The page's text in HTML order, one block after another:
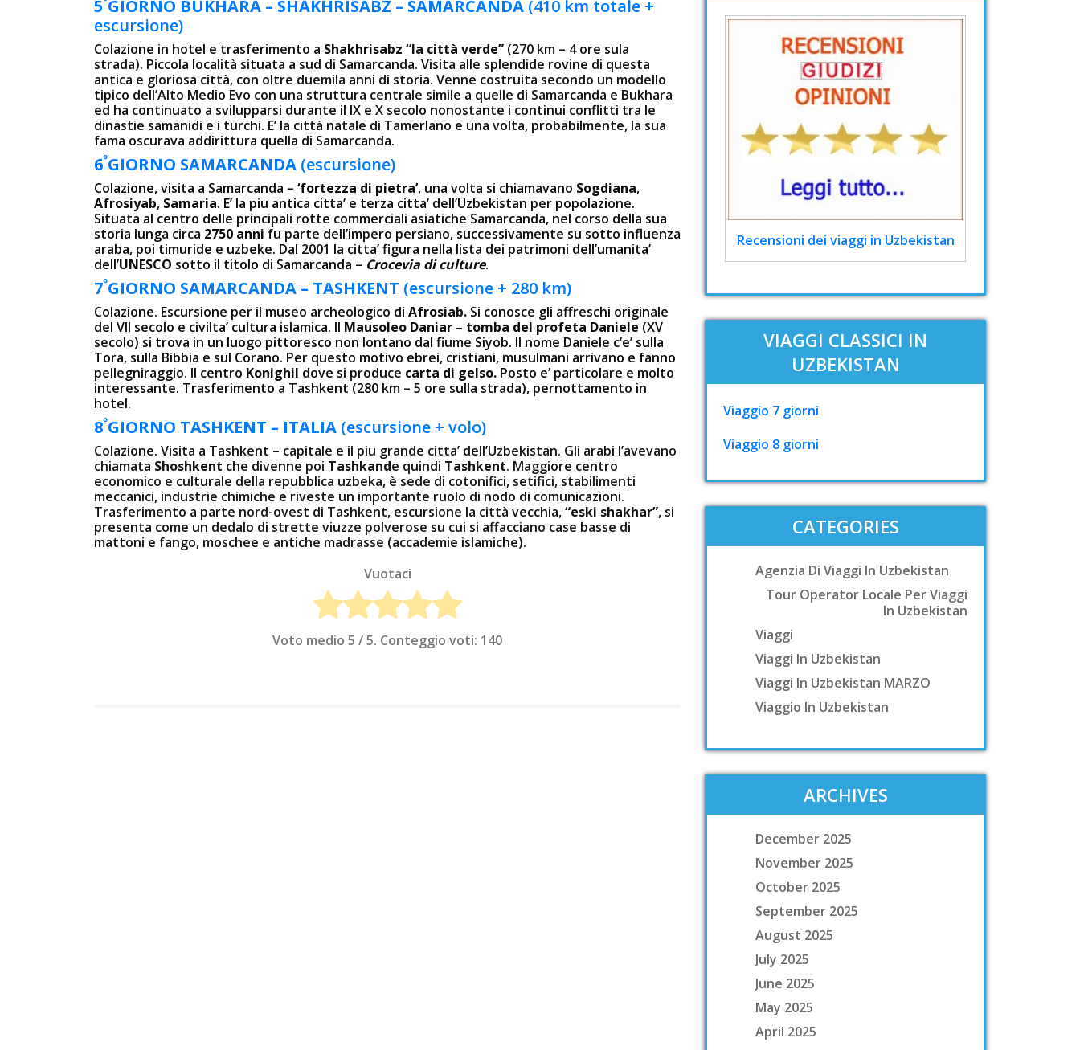
5 GIORNO BUKHARA – SHAKHRISABZ – SAMARCANDA (410 km totale +
escursione)
Colazione in hotel e trasferimento a Shakhrisabz “la città verde” (270 km – 4 ore sula
strada). Piccola località situata a sud di Samarcanda. Visita alle splendide rovine di questa
antica e gloriosa città, con oltre duemila anni di storia. Venne costruita secondo un modello
tipico dell’Alto Medio Evo con una struttura centrale simile a quelle di Samarcanda e Bukhara
ed ha continuato a svilupparsi durante il IX e X secolo nonostante i continui conflitti tra le
dinastie samanidi e i turchi. E’ la città natale di Tamerlano e una volta, probabilmente, la sua
fama oscurava addirittura quella di Samarcanda.
6ºGIORNO SAMARCANDA (escursione)
Colazione, visita a Samarcanda – ‘fortezza di pietra’, una volta si chiamavano Sogdiana,
Afrosiyab, Samaria. E’ la piu antica citta’ e terza citta’ dell’Uzbekistan per popolazione.
Situata al centro delle principali rotte commerciali asiatiche Samarcanda, nel corso della sua
storia lunga circa 2750 anni fu parte dell’impero persiano, successivamente su sotto influenza
araba, poi timuride e uzbeke. Dal 2001 la citta’ figura nella lista dei patrimoni dell’umanita’
dell’UNESCO sotto il titolo di Samarcanda – Crocevia di culture.
7ºGIORNO SAMARCANDA – TASHKENT (escursione + 280 km)
Colazione. Escursione per il museo archeologico di Afrosiab. Si conosce gli affreschi originale
del VII secolo e civilta’ cultura islamica. Il Mausoleo Daniar – tomba del profeta Daniele (XV
secolo) si trova in un luogo pittoresco non lontano dal fiume Siyob. Il nome Daniele c’e’ sulla
Tora, sulla Bibbia e sul Corano. Per questo motivo ebrei, cristiani, musulmani arrivano e fanno
pellegniraggio. Il centro Konighil dove si produce carta di gelso. Posto e’ particolare e molto
interessante. Trasferimento a Tashkent (280 km – 5 ore sulla strada), pernottamento in
hotel.
8ºGIORNO TASHKENT – ITALIA (escursione + volo)
Colazione. Visita a Tashkent – capitale e il piu grande citta’ dell’Uzbekistan. Gli arabi l’avevano
chiamata Shoshkent che divenne poi Tashkande quindi Tashkent. Maggiore centro
economico e culturale della repubblica uzbeka, è sede di cotonifici, setifici, stabilimenti
meccanici, industrie chimiche e riveste un importante ruolo di nodo di comunicazioni.
Trasferimento a parte nord-ovest di Tashkent, escursione la città vecchia,“eski shakhar”, si
presenta come un dedalo di strette viuzze polverose su cui si affacciano case basse di
mattoni e fango, moschee e antiche madrasse (accademie islamiche).
Vuotaci
Voto medio 5 / 5. Conteggio voti: 140
Recensioni dei viaggi in Uzbekistan
VIAGGI CLASSICI IN
UZBEKISTAN
Viaggio 7 giorni
Viaggio 8 giorni
CATEGORIES
Agenzia Di Viaggi In Uzbekistan
Tour Operator Locale Per Viaggi
In Uzbekistan
Viaggi
Viaggi In Uzbekistan
Viaggi In Uzbekistan MARZO
Viaggio In Uzbekistan
ARCHIVES
December 2025
November 2025
October 2025
September 2025
August 2025
July 2025
June 2025
May 2025
April 2025